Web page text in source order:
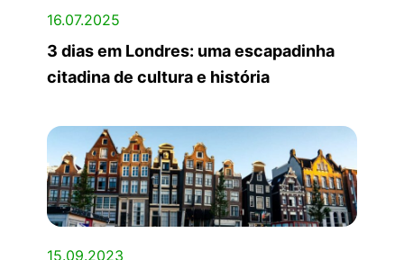
16.07.2025
3 dias em Londres: uma escapadinha
citadina de cultura e história
15.09.2023